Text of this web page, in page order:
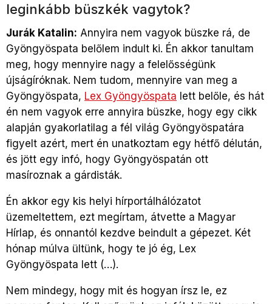
leginkább büszkék vagytok?
Jurák Katalin: Annyira nem vagyok büszke rá, de
Gyöngyöspata belőlem indult ki. Én akkor tanultam
meg, hogy mennyire nagy a felelősségünk
újságíróknak. Nem tudom, mennyire van meg a
Gyöngyöspata, Lex Gyöngyöspata lett belőle, és hát
én nem vagyok erre annyira büszke, hogy egy cikk
alapján gyakorlatilag a fél világ Gyöngyöspatára
figyelt azért, mert én unatkoztam egy hétfő délután,
és jött egy infó, hogy Gyöngyöspatán ott
masíroznak a gárdisták.
Én akkor egy kis helyi hírportálhálózatot
üzemeltettem, ezt megírtam, átvette a Magyar
Hírlap, és onnantól kezdve beindult a gépezet. Két
hónap múlva ültünk, hogy te jó ég, Lex
Gyöngyöspata lett (…).
Nem mindegy, hogy mit és hogyan írsz le, ez